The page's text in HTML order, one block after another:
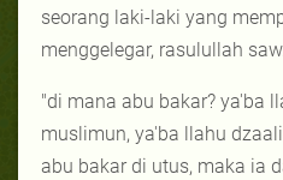
seorang laki-laki yang
menggelegar, rasulullah
"di mana abu bakar? ya'ba
muslimun, ya'ba llahu
abu bakar di utus, maka ia